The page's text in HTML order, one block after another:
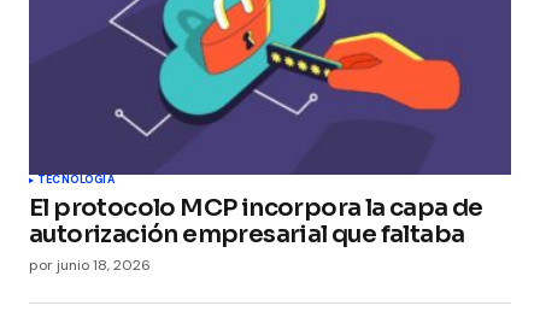
TECNOLOGÍA
El protocolo MCP incorpora la capa de
autorización empresarial que faltaba
por junio 18, 2026